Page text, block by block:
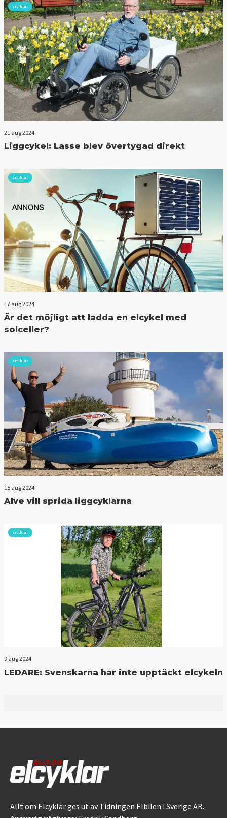
artiklar
21 aug 2024
Liggcykel: Lasse blev övertygad direkt
artiklar
17 aug 2024
Är det möjligt att ladda en elcykel med
solceller?
artiklar
15 aug 2024
Alve vill sprida liggcyklarna
artiklar
9 aug 2024
LEDARE: Svenskarna har inte upptäckt elcykeln
Allt om Elcyklar ges ut av Tidningen Elbilen i Sverige AB.